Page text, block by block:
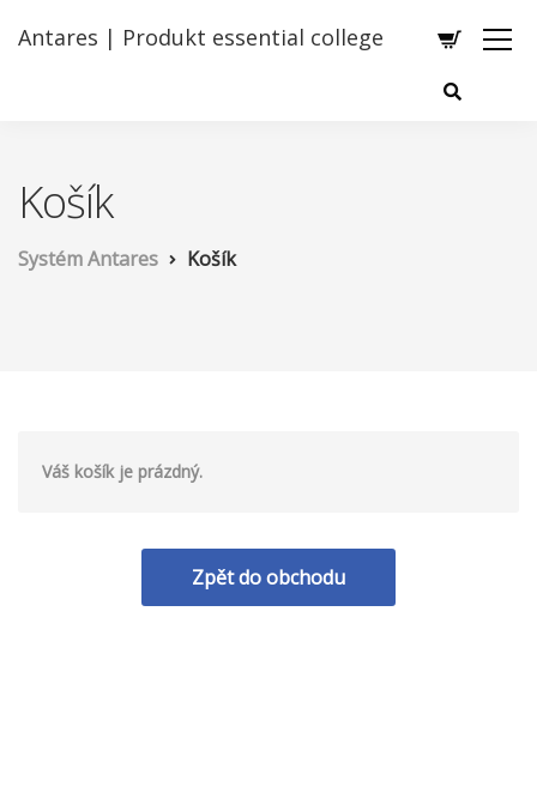
Antares | Produkt essential college
Košík
Systém Antares Košík
Váš košík je prázdný.
Zpět do obchodu